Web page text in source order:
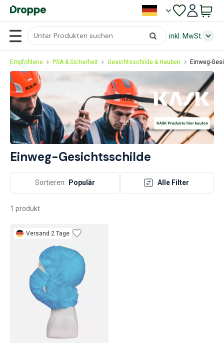
inkl. MwSt.
Empfohlene PSA & Sicherheit Gesichtsschilde & Hauben Einweg-
Einweg-Gesichtsschilde
Sortieren: Populär Alle Filter
1 produkt
Versand 2 Tage